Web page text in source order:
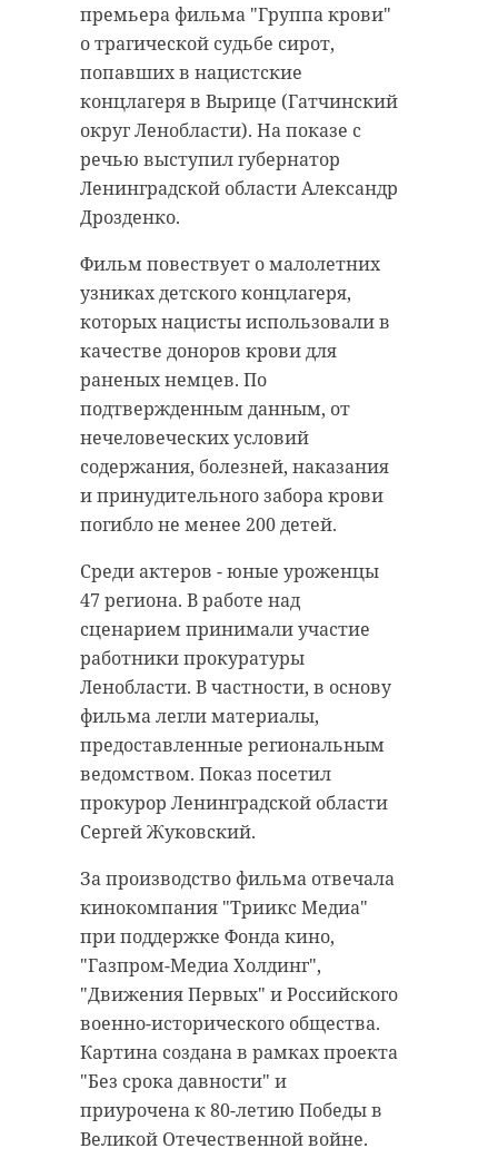
премьера фильма "Группа крови"
о трагической судьбе сирот,
попавших в нацистские
концлагеря в Вырице (Гатчинский
округ Ленобласти). На показе с
речью выступил губернатор
Ленинградской области Александр
Дрозденко.
Фильм повествует о малолетних
узниках детского концлагеря,
которых нацисты использовали в
качестве доноров крови для
раненых немцев. По
подтвержденным данным, от
нечеловеческих условий
содержания, болезней, наказания
и принудительного забора крови
погибло не менее 200 детей.
Среди актеров - юные уроженцы
47 региона. В работе над
сценарием принимали участие
работники прокуратуры
Ленобласти. В частности, в основу
фильма легли материалы,
предоставленные региональным
ведомством. Показ посетил
прокурор Ленинградской области
Сергей Жуковский.
За производство фильма отвечала
кинокомпания "Триикс Медиа"
при поддержке Фонда кино,
"Газпром-Медиа Холдинг",
"Движения Первых" и Российского
военно-исторического общества.
Картина создана в рамках проекта
"Без срока давности" и
приурочена к 80-летию Победы в
Великой Отечественной войне.